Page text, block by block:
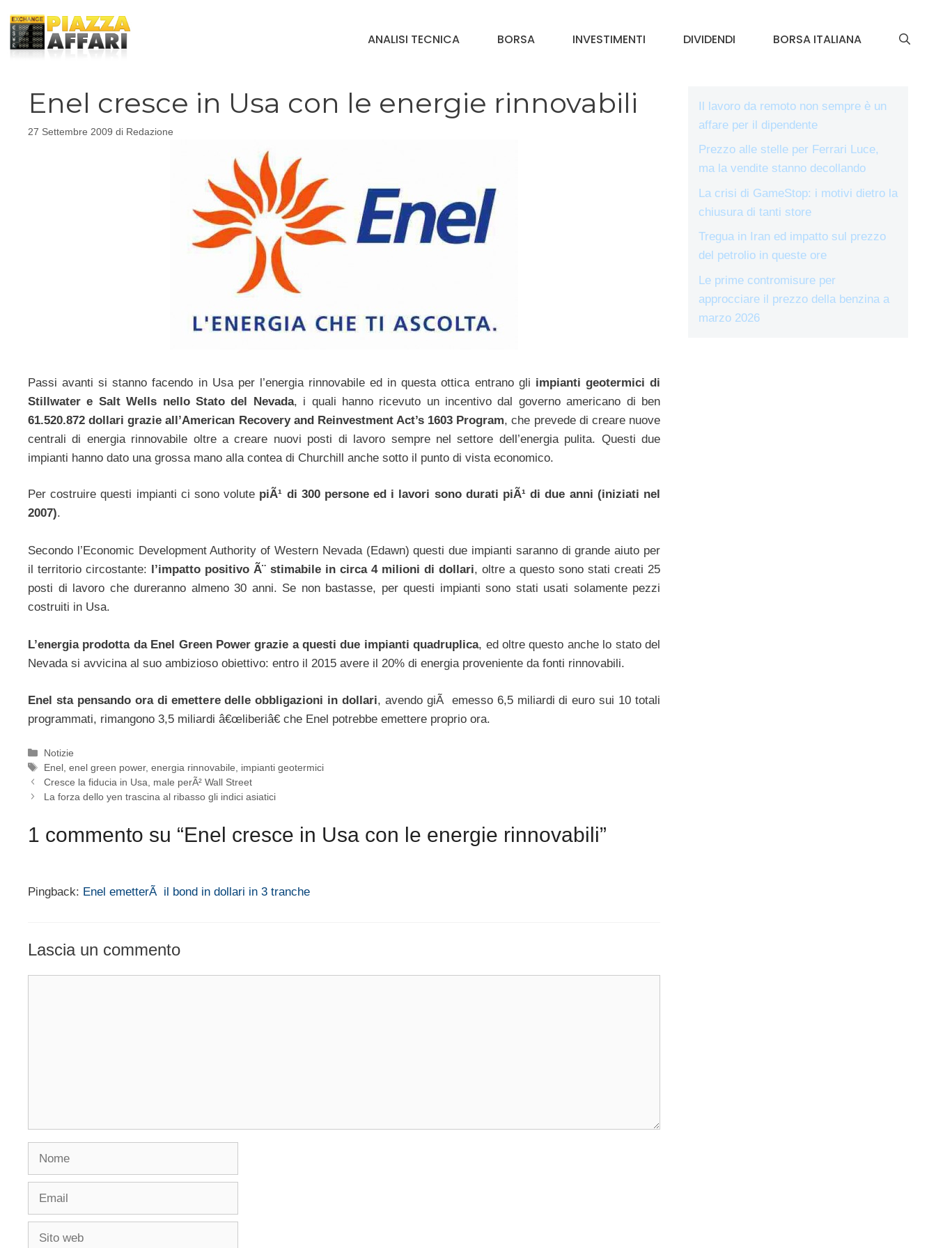
contenuto
ANALISI TECNICA BORSA INVESTIMENTI DIVIDENDI BORSA ITALIANA
Enel cresce in Usa con le energie rinnovabili
27 Settembre 2009 di Redazione
Passi avanti si stanno facendo in Usa per l’energia rinnovabile ed in questa ottica entrano gli impianti geotermici di
Stillwater e Salt Wells nello Stato del Nevada, i quali hanno ricevuto un incentivo dal governo americano di ben
61.520.872 dollari grazie all’American Recovery and Reinvestment Act’s 1603 Program, che prevede di creare nuove
centrali di energia rinnovabile oltre a creare nuovi posti di lavoro sempre nel settore dell’energia pulita. Questi due
impianti hanno dato una grossa mano alla contea di Churchill anche sotto il punto di vista economico.
Per costruire questi impianti ci sono volute piÃ¹ di 300 persone ed i lavori sono durati piÃ¹ di due anni (iniziati nel
2007).
Secondo l’Economic Development Authority of Western Nevada (Edawn) questi due impianti saranno di grande aiuto per
il territorio circostante: l’impatto positivo Ã¨ stimabile in circa 4 milioni di dollari, oltre a questo sono stati creati 25
posti di lavoro che dureranno almeno 30 anni. Se non bastasse, per questi impianti sono stati usati solamente pezzi
costruiti in Usa.
L’energia prodotta da Enel Green Power grazie a questi due impianti quadruplica, ed oltre questo anche lo stato del
Nevada si avvicina al suo ambizioso obiettivo: entro il 2015 avere il 20% di energia proveniente da fonti rinnovabili.
Enel sta pensando ora di emettere delle obbligazioni in dollari, avendo giÃ emesso 6,5 miliardi di euro sui 10 totali
programmati, rimangono 3,5 miliardi â€œliberiâ€ che Enel potrebbe emettere proprio ora.
Categorie
Notizie
Tag
Enel ,enel green power,energia rinnovabile
impianti geotermici
Cresce la fiducia in Usa, male perÃ² Wall Street
La forza dello yen trascina al ribasso gli indici asiatici
1 commento su “Enel cresce in Usa con le energie rinnovabili”
Pingback: Enel emetterÃ il bond in dollari in 3 tranche
Lascia un commento
Nome
Email
Sito
Il lavoro da remoto non sempre è un
affare per il dipendente
Prezzo alle stelle per Ferrari Luce,
ma la vendite stanno decollando
La crisi di GameStop: i motivi dietro la
chiusura di tanti store
Tregua in Iran ed impatto sul prezzo
del petrolio in queste ore
Le prime contromisure per
approcciare il prezzo della benzina a
marzo 2026